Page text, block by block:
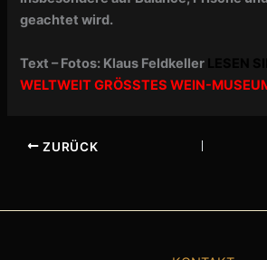
geachtet wird.
Text – Fotos: Klaus Feldkeller
WELTWEIT GRÖSSTES WEIN-
ZURÜCK